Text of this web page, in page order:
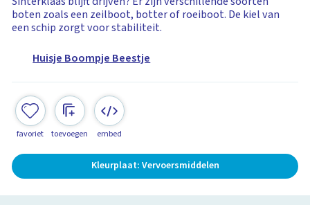
boten zoals een zeilboot, botter of roeiboot. De kiel van
een schip zorgt voor stabiliteit.
Huisje Boompje Beestje
favoriet toevoegen embed
Kleurplaat: Vervoersmiddelen